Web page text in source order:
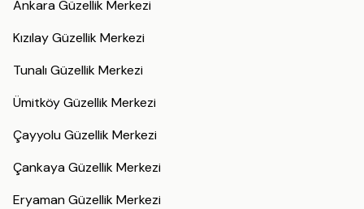
Ankara Güzellik Merkezi
Kızılay Güzellik Merkezi
Tunalı Güzellik Merkezi
Ümitköy Güzellik Merkezi
Çayyolu Güzellik Merkezi
Çankaya Güzellik Merkezi
Eryaman Güzellik Merkezi